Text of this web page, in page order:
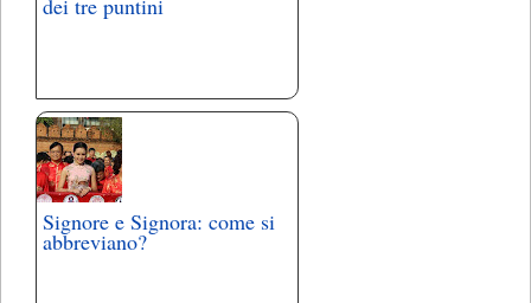
Signore e Signora: come si
abbreviano?